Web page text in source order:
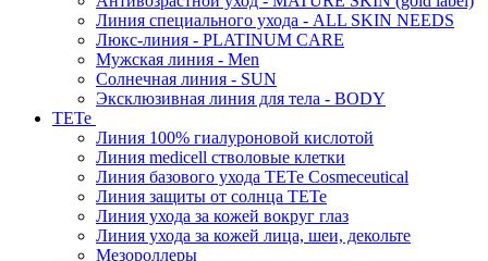
Линия специального ухода - ALL SKIN NEEDS
Люкс-линия - PLATINUM CARE
Мужская линия - Men
Солнечная линия - SUN
Эксклюзивная линия для тела - BODY
TETe
Линия 100% гиалуроновой кислотой
Линия medicell стволовые клетки
Линия базового ухода TETe Cosmeceutical
Линия защиты от солнца TETe
Линия ухода за кожей вокруг глаз
Линия ухода за кожей лица, шеи, декольте
Мезороллеры